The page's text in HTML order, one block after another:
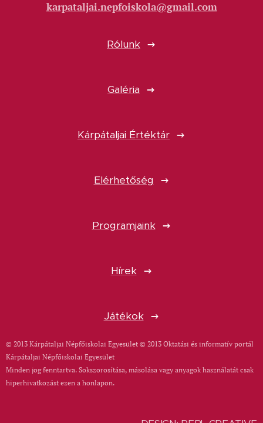
karpataljai.nepfoiskola@gmail.com
Rólunk
Galéria
Kárpátaljai Értéktár
Elérhetőség
Programjaink
Hírek
Játékok
© 2013 Kárpátaljai Népfőiskolai Egyesület © 2013 Oktatási és informatív portál
Kárpátaljai Népfőiskolai Egyesület
Minden jog fenntartva. Sokszorosítása, másolása vagy anyagok használatát csak
hiperhivatkozást ezen a honlapon.